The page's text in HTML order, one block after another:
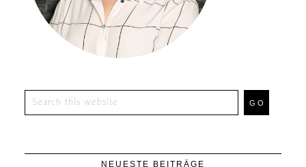
NEUESTE BEITRÄGE